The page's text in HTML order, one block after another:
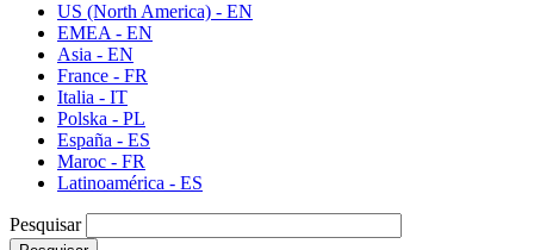
US (North America) - EN
EMEA - EN
Asia - EN
France - FR
Italia - IT
Polska - PL
España - ES
Maroc - FR
Latinoamérica - ES
Pesquisar